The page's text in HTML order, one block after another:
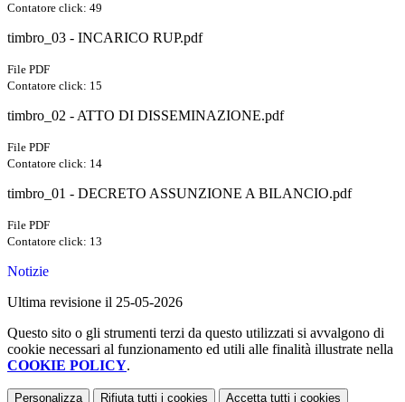
Contatore click: 49
timbro_03 - INCARICO RUP.pdf
File PDF
Contatore click: 15
timbro_02 - ATTO DI DISSEMINAZIONE.pdf
File PDF
Contatore click: 14
timbro_01 - DECRETO ASSUNZIONE A BILANCIO.pdf
File PDF
Contatore click: 13
Notizie
Ultima revisione il 25-05-2026
Questo sito o gli strumenti terzi da questo utilizzati si avvalgono di
cookie necessari al funzionamento ed utili alle finalità illustrate nella
COOKIE POLICY.
Personalizza Rifiuta tutti i cookies Accetta tutti i cookies